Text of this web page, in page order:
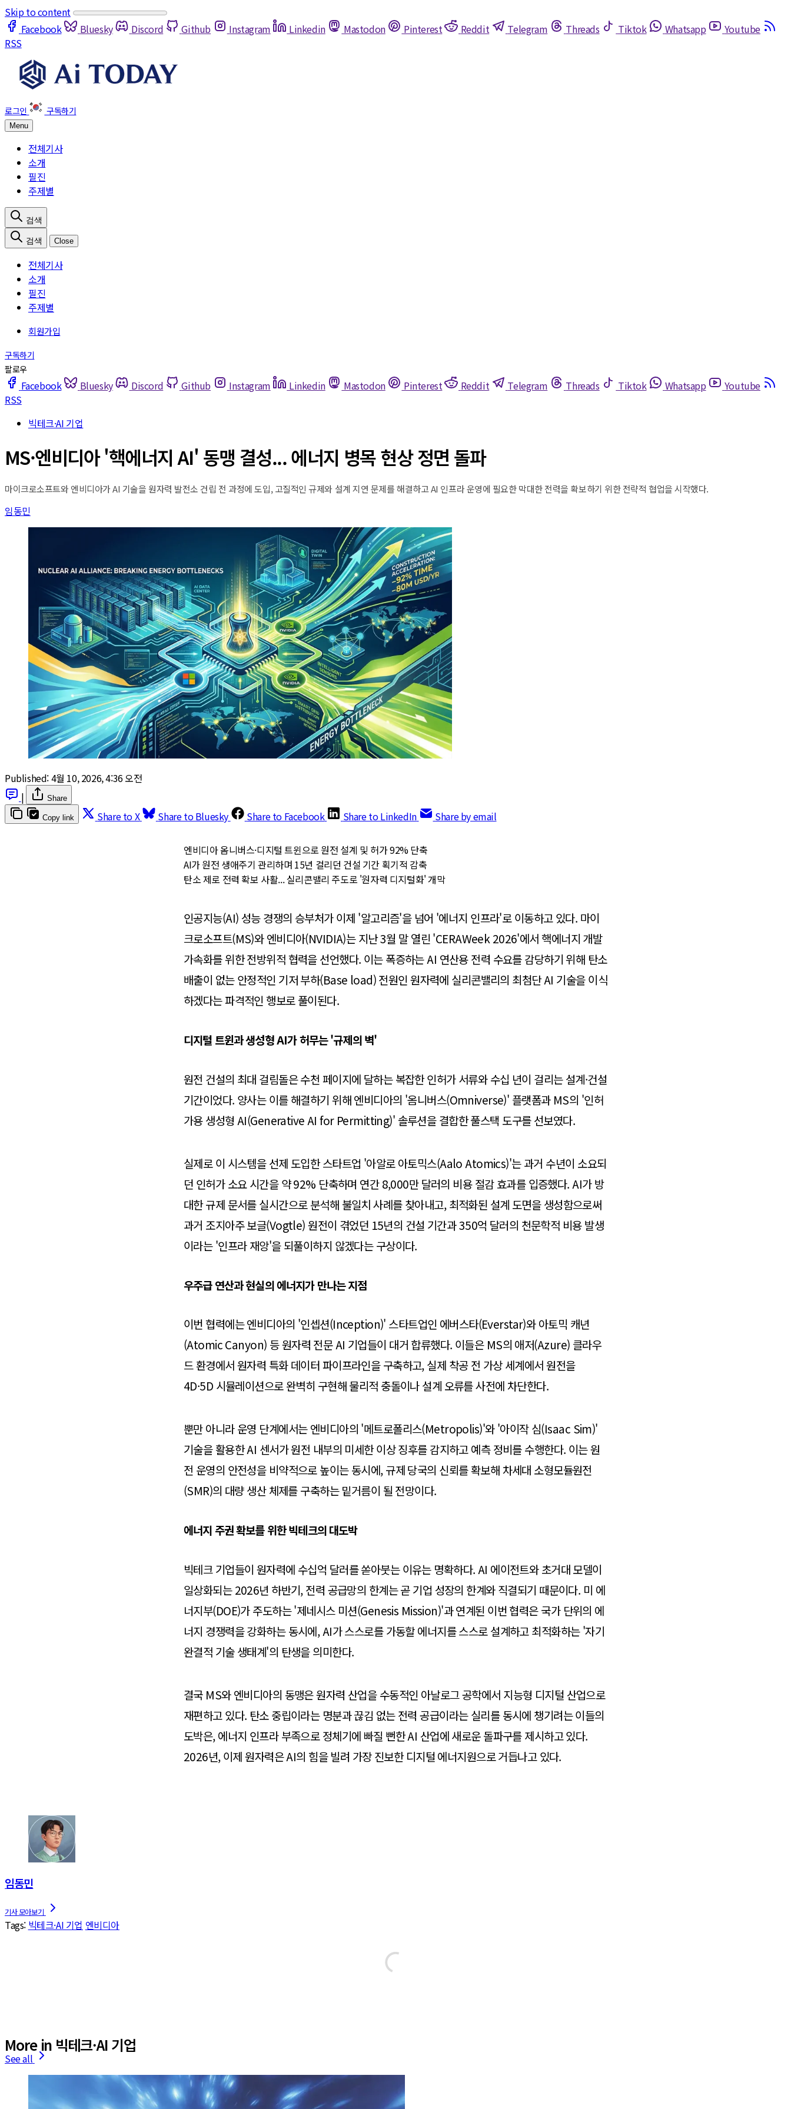
Skip to content
Facebook
Bluesky Discord Github Instagram Linkedin Mastodon Pinterest Reddit Telegram Threads Tiktok Whatsapp
Youtube
RSS
Menu
전체기사
소개
필진
주제별
Close
전체기사
소개
필진
주제별
Facebook Bluesky Discord Github Instagram Linkedin Mastodon Pinterest Reddit Telegram Threads Tiktok Whatsapp
Youtube
RSS
빅테크·AI 기업
MS·엔비디아 '핵에너지 AI' 동맹 결성... 에너지 병목 현상 정면 돌파
마이크로소프트와 엔비디아가 AI 기술을 원자력 발전소 건립 전 과정에 도입, 고질적인 규제와 설계 지연 문제를 해결하고 AI 인프라 운영에 필요한 막대한 전력을 확보하기 위한 전략적 협업을 시작했다.
임동민
Published:4월 10, 2026, 4:36 오전
|
Share
Copy link Share to X Share to Bluesky Share to Facebook Share to LinkedIn Share by email
엔비디아 옴니버스·디지털 트윈으로 원전 설계 및 허가 92% 단축
AI가 원전 생애주기 관리하며 15년 걸리던 건설 기간 획기적 감축
탄소 제로 전력 확보 사활... 실리콘밸리 주도로 '원자력 디지털화' 개막
인공지능(AI) 성능 경쟁의 승부처가 이제 '알고리즘'을 넘어 '에너지 인프라'로 이동하고 있다. 마이
크로소프트(MS)와 엔비디아(NVIDIA)는 지난 3월 말 열린 'CERAWeek 2026'에서 핵에너지 개발
가속화를 위한 전방위적 협력을 선언했다. 이는 폭증하는 AI 연산용 전력 수요를 감당하기 위해 탄소
배출이 없는 안정적인 기저 부하(Base load) 전원인 원자력에 실리콘밸리의 최첨단 AI 기술을 이식
하겠다는 파격적인 행보로 풀이된다.
디지털 트윈과 생성형 AI가 허무는 '규제의 벽'
원전 건설의 최대 걸림돌은 수천 페이지에 달하는 복잡한 인허가 서류와 수십 년이 걸리는 설계·건설
기간이었다. 양사는 이를 해결하기 위해 엔비디아의 '옴니버스(Omniverse)' 플랫폼과 MS의 '인허
가용 생성형 AI(Generative AI for Permitting)' 솔루션을 결합한 풀스택 도구를 선보였다.
실제로 이 시스템을 선제 도입한 스타트업 '아알로 아토믹스(Aalo Atomics)'는 과거 수년이 소요되
던 인허가 소요 시간을 약 92% 단축하며 연간 8,000만 달러의 비용 절감 효과를 입증했다. AI가 방
대한 규제 문서를 실시간으로 분석해 불일치 사례를 찾아내고, 최적화된 설계 도면을 생성함으로써
과거 조지아주 보글(Vogtle) 원전이 겪었던 15년의 건설 기간과 350억 달러의 천문학적 비용 발생
이라는 '인프라 재앙'을 되풀이하지 않겠다는 구상이다.
우주급 연산과 현실의 에너지가 만나는 지점
이번 협력에는 엔비디아의 '인셉션(Inception)' 스타트업인 에버스타(Everstar)와 아토믹 캐년
(Atomic Canyon) 등 원자력 전문 AI 기업들이 대거 합류했다. 이들은 MS의 애저(Azure) 클라우
드 환경에서 원자력 특화 데이터 파이프라인을 구축하고, 실제 착공 전 가상 세계에서 원전을
4D·5D 시뮬레이션으로 완벽히 구현해 물리적 충돌이나 설계 오류를 사전에 차단한다.
뿐만 아니라 운영 단계에서는 엔비디아의 '메트로폴리스(Metropolis)'와 '아이작 심(Isaac Sim)'
기술을 활용한 AI 센서가 원전 내부의 미세한 이상 징후를 감지하고 예측 정비를 수행한다. 이는 원
전 운영의 안전성을 비약적으로 높이는 동시에, 규제 당국의 신뢰를 확보해 차세대 소형모듈원전
(SMR)의 대량 생산 체제를 구축하는 밑거름이 될 전망이다.
에너지 주권 확보를 위한 빅테크의 대도박
빅테크 기업들이 원자력에 수십억 달러를 쏟아붓는 이유는 명확하다. AI 에이전트와 초거대 모델이
일상화되는 2026년 하반기, 전력 공급망의 한계는 곧 기업 성장의 한계와 직결되기 때문이다. 미 에
너지부(DOE)가 주도하는 '제네시스 미션(Genesis Mission)'과 연계된 이번 협력은 국가 단위의 에
너지 경쟁력을 강화하는 동시에, AI가 스스로를 가동할 에너지를 스스로 설계하고 최적화하는 '자기
완결적 기술 생태계'의 탄생을 의미한다.
결국 MS와 엔비디아의 동맹은 원자력 산업을 수동적인 아날로그 공학에서 지능형 디지털 산업으로
재편하고 있다. 탄소 중립이라는 명분과 끊김 없는 전력 공급이라는 실리를 동시에 챙기려는 이들의
도박은, 에너지 인프라 부족으로 정체기에 빠질 뻔한 AI 산업에 새로운 돌파구를 제시하고 있다.
2026년, 이제 원자력은 AI의 힘을 빌려 가장 진보한 디지털 에너지원으로 거듭나고 있다.
임동민
Tags: 빅테크·AI 기업 엔비디아
More in 빅테크·AI 기업
See all